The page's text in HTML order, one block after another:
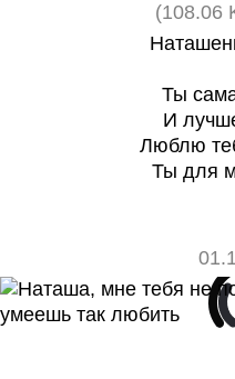
(108.06
Ты
И
Люблю
Ты для